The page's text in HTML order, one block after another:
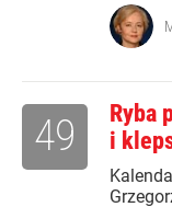
Ryba
i
49